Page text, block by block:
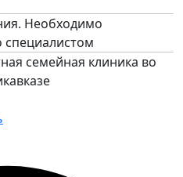
Необходимо
специалистом
семейная клиника во